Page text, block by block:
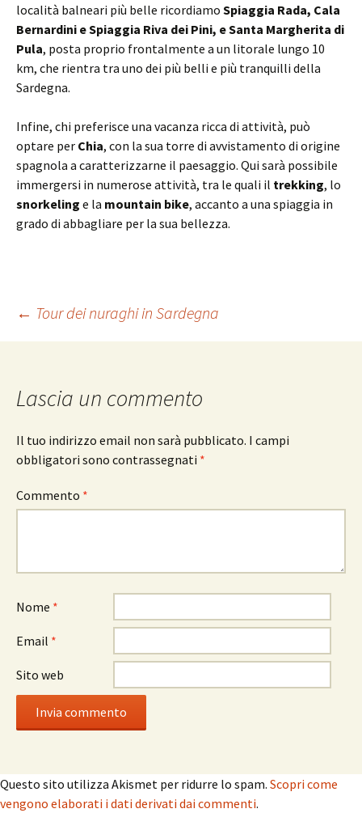
località balneari più belle ricordiamo Spiaggia Rada, Cala
Bernardini e Spiaggia Riva dei Pini, e Santa Margherita di
Pula, posta proprio frontalmente a un litorale lungo 10
km, che rientra tra uno dei più belli e più tranquilli della
Sardegna.
Infine, chi preferisce una vacanza ricca di attività, può
optare per Chia, con la sua torre di avvistamento di origine
spagnola a caratterizzarne il paesaggio. Qui sarà possibile
immergersi in numerose attività, tra le quali il trekking, lo
snorkeling e la mountain bike, accanto a una spiaggia in
grado di abbagliare per la sua bellezza.
Navigazione
← Tour dei nuraghi in Sardegna
Lascia un commento
Il tuo indirizzo email non sarà pubblicato. I campi
obbligatori sono contrassegnati *
Commento *
Nome *
Email *
Sito web
Questo sito utilizza Akismet per ridurre lo spam. Scopri come
vengono elaborati i dati derivati dai commenti.